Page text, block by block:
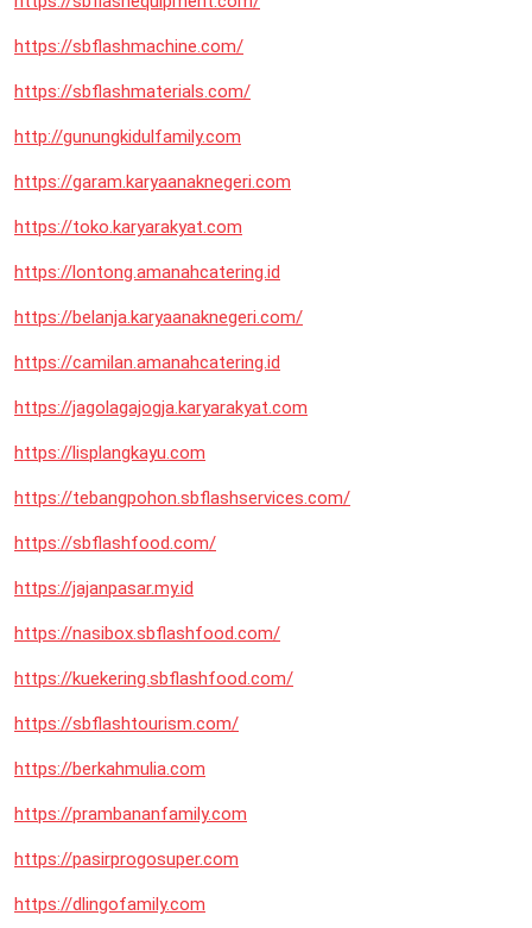
https://sbflashmachine.com/
https://sbflashmaterials.com/
http://gunungkidulfamily.com
https://garam.karyaanaknegeri.com
https://toko.karyarakyat.com
https://lontong.amanahcatering.id
https://belanja.karyaanaknegeri.com/
https://camilan.amanahcatering.id
https://jagolagajogja.karyarakyat.com
https://lisplangkayu.com
https://tebangpohon.sbflashservices.com/
https://sbflashfood.com/
https://jajanpasar.my.id
https://nasibox.sbflashfood.com/
https://kuekering.sbflashfood.com/
https://sbflashtourism.com/
https://berkahmulia.com
https://prambananfamily.com
https://pasirprogosuper.com
https://dlingofamily.com